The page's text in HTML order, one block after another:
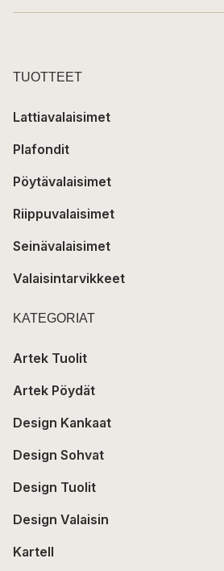
TUOTTEET
Lattiavalaisimet
Plafondit
Pöytävalaisimet
Riippuvalaisimet
Seinävalaisimet
Valaisintarvikkeet
KATEGORIAT
Artek Tuolit
Artek Pöydät
Design Kankaat
Design Sohvat
Design Tuolit
Design Valaisin
Kartell